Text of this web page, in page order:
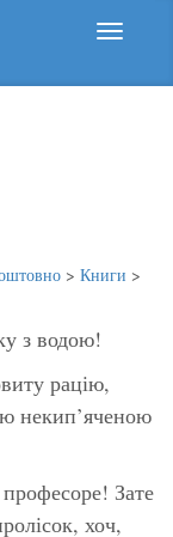
> Книги >
з водою!
рацію,
некип’яченою
Зате
хоч,